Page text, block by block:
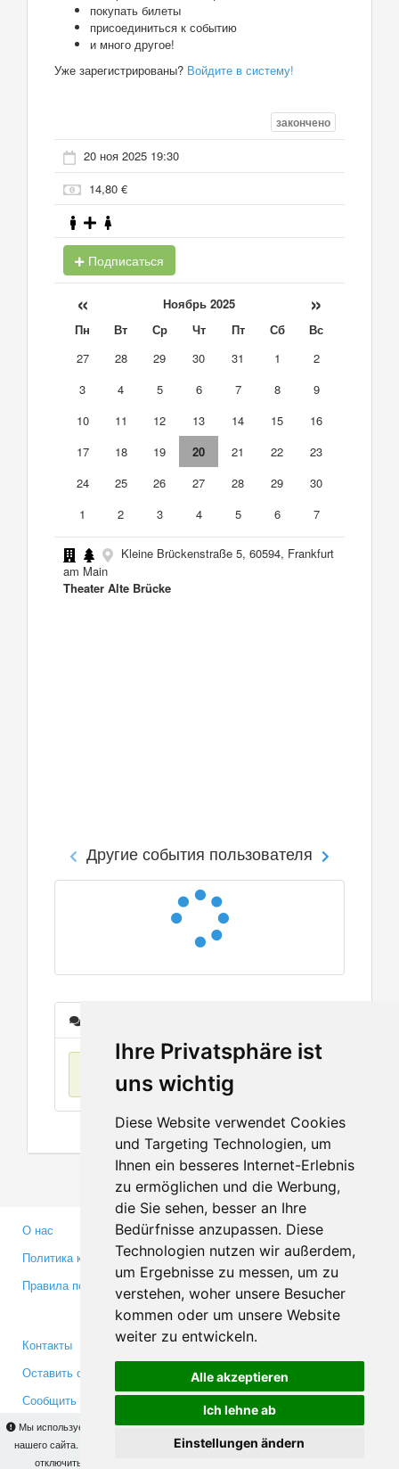
Ihre Privatsphäre ist
uns wichtig
Diese Website verwendet Cookies
und Targeting Technologien, um
Ihnen ein besseres Internet-Erlebnis
zu ermöglichen und die Werbung,
die Sie sehen, besser an Ihre
Bedürfnisse anzupassen. Diese
Technologien nutzen wir außerdem,
um Ergebnisse zu messen, um zu
verstehen, woher unsere Besucher
kommen oder um unsere Website
weiter zu entwickeln.
Alle akzeptieren
Ich lehne ab
Einstellungen ändern
Мы используем cookies для того, чтобы Вы могли использовать весь функционал
нашего сайта. На
Вы сможете узнать подробности и, при желании,
отключить использование cookies. Продолжая пользоваться сайтом, Вы
покупать билеты
присоединиться к событию
и много другое!
Уже зарегистрированы? Войдите в систему!
закончено
20 ноя 2025 19:30
14,80 €
Подписаться
« Ноябрь 2025 »
Пн Вт Ср Чт Пт Сб
Вс
27
28 29 30 31 1
2
3
4 5 6 7 8
9
10
11 12 13 14 15
16
17
18 19 20 21 22
23
24
25 26 27 28 29
30
1
2 3 4 5 6 7
Kleine Brückenstraße 5, 60594, Frankfurt
am Main
Theater Alte Brücke
Другие события пользователя
О нас
Политика конфиденциальности
Правила пользования
Партнерам
Инвесторам
Медиа
Контакты
Оставить отзыв
Сообщить об ошибке
Facebook
Twitter
YouTube
Google+